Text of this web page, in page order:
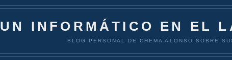
UN INFORMÁTICO EN EL
BLOG PERSONAL DE CHEMA ALONSO SOBRE